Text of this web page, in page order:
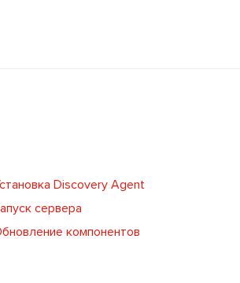
Discovery Agent
сервера
компонентов